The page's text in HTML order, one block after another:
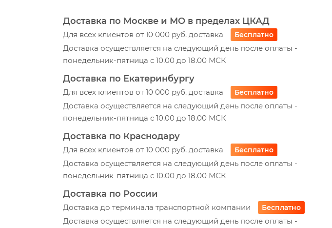
Доставка по Москве и МО в пределах ЦКАД
Для всех клиентов от 10 000 руб. доставка Бесплатно
Доставка осуществляется на следующий день после оплаты -
понедельник-пятница с 10.00 до 18.00 МСК
Доставка по Екатеринбургу
Для всех клиентов от 10 000 руб. доставка Бесплатно
Доставка осуществляется на следующий день после оплаты -
понедельник-пятница с 10.00 до 18.00 МСК
Доставка по Краснодару
Для всех клиентов от 10 000 руб. доставка Бесплатно
Доставка осуществляется на следующий день после оплаты -
понедельник-пятница с 10.00 до 18.00 МСК
Доставка по России
Доставка до терминала транспортной компании Бесплатно
Доставка осуществляется на следующий день после оплаты -